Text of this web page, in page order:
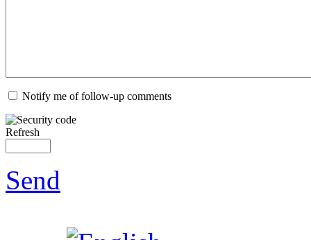
Notify me of follow-up comments
Refresh
Send